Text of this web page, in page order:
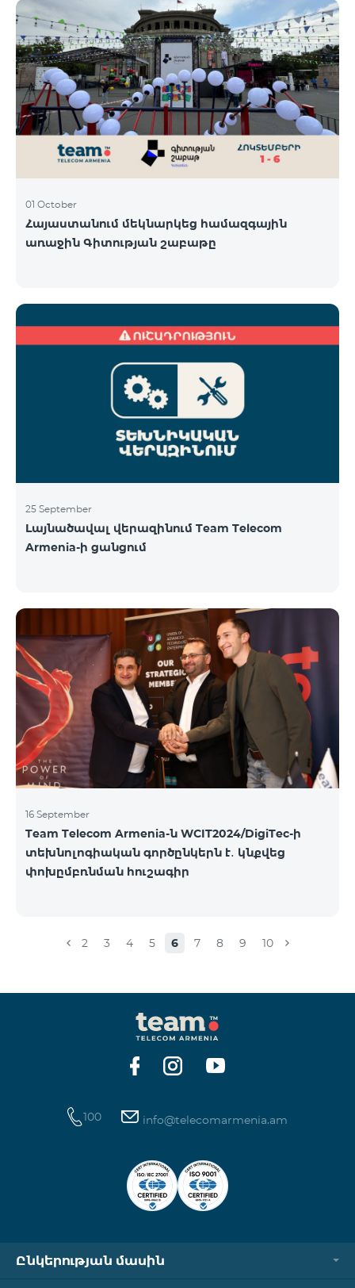
01 October
Հայաստանում մեկնարկեց համազգային
առաջին Գիտության շաբաթը
25 September
Լայնածավալ վերազինում Team Telecom
Armenia-ի ցանցում
16 September
Team Telecom Armenia-ն WCIT2024/DigiTec-ի
տեխնոլոգիական գործընկերն է․ կնքվեց
փոխըմբռնման հուշագիր
2 3 4 5 6 7 8 9 10
100 info@telecomarmenia.am
Ընկերության մասին